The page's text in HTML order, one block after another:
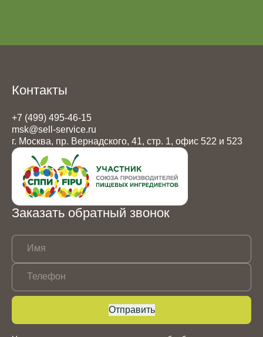
Контакты
+7 (499) 495-46-15
msk@sell-service.ru
г. Москва, пр. Вернадского, 41, стр. 1, офис 522 и 523
Заказать обратный звонок
Имя
Телефон
Отправить